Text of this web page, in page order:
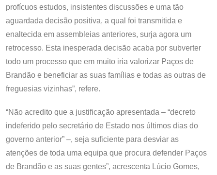
profícuos estudos, insistentes discussões e uma tão
aguardada decisão positiva, a qual foi transmitida e
enaltecida em assembleias anteriores, surja agora um
retrocesso. Esta inesperada decisão acaba por subverter
todo um processo que em muito iria valorizar Paços de
Brandão e beneficiar as suas famílias e todas as outras de
freguesias vizinhas”, refere.
“Não acredito que a justificação apresentada – “decreto
indeferido pelo secretário de Estado nos últimos dias do
governo anterior” –, seja suficiente para desviar as
atenções de toda uma equipa que procura defender Paços
de Brandão e as suas gentes”, acrescenta Lúcio Gomes,